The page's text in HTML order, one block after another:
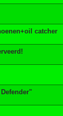
catcher